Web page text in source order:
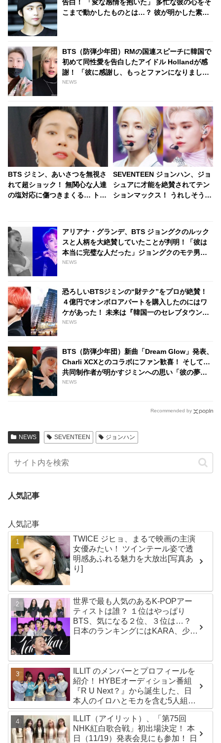
告白！ 「変な感情を抱いた」 多忙な彼の心をそ
こまで動かしたものとは…？ 彼が明かした素直
BTS（防弾少年団）RMの国連スピーチに韓国で
初めて同性愛を告白したアイドル Hollandが感
謝！ 「彼に感謝し、もっとファンになりまし
た」
NEWS
BTS ジミン、あいさつを無視さ
れて超ショック！ 無関心な人達
の塩対応に傷つきまくる… トッ
ァンも涙「抱きしめてあげた
い」
SEVENTEEN ジョンハン、ジョ
シュアに才能を絶賛されてテン
ションマックス！ うれしそうに
で超舞い上がるジョンハンにほ
っこり
アリアナ・グランデ、BTS ジョングクのルック
スと人柄を大絶賛していたことが判明！「彼は
本当に完璧な人だった」ジョングクのモテ男ぶ
りにファンは脱帽「彼は世界の歌姫までも虜に
NEWS
恐ろしいBTSジミンの“財テク”をプロが絶賛！
４億円でオンボロアパートを購入したのにはワ
ケがあった！ 未来は『韓国一のセレブタウン』
の地主になるってホント？
NEWS
BTS（防弾少年団）新曲「Dream Glow」発表、
Charli XCXとのコラボにファン歓喜！ そして…
共同制作者が明かすジミンへの思い「彼の夢、
そして彼の絶望から生まれた歌」
NEWS
Recommended by
NEWS SEVENTEEN ジョンハン
人気記事
人気記事
TWICE ジヒョ、まるで映画の主演
女優みたい！ ツインテール姿で透
明感あふれる魅力を大放出[写真あ
り]
世界で最も人気のあるK-POPアー
ティストは誰？ １位はやっぱり
BTS、気になる２位、３位は…？
日本のランキングにはKARA、少女
ILLIT のメンバーとプロフィールを
紹介！ HYBEオーディション番組
『R U Next？』から誕生した、日
本人のイロハとモカを含む5人組ガ
ールズグループ！ デビュー曲
「Magnetic」がいきなりの大ヒッ
ト
ILLIT（アイリット）、「第75回
NHK紅白歌合戦」初出場決定！ 本
日（11/19）発表会見にも参加！ 日